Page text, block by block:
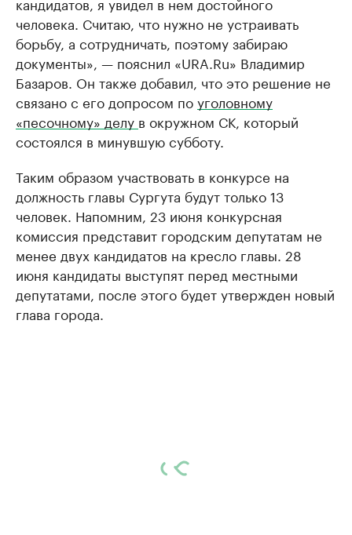
человека. Считаю, что нужно не устраивать
борьбу, а сотрудничать, поэтому забираю
документы», — пояснил «URA.Ru» Владимир
Базаров. Он также добавил, что это решение не
связано с его допросом поуголовному
«песочному» делу в окружном СК, который
состоялся в минувшую субботу.
Таким образом участвовать в конкурсе на
должность главы Сургута будут только 13
человек. Напомним, 23 июня конкурсная
комиссия представит городским депутатам не
менее двух кандидатов на кресло главы. 28
июня кандидаты выступят перед местными
депутатами, после этого будет утвержден новый
глава города.